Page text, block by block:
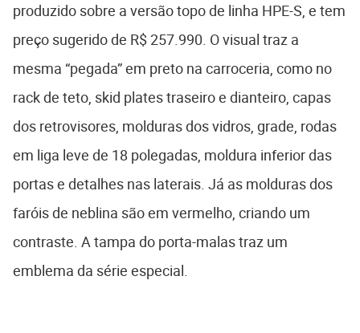
produzido sobre a versão topo de linha HPE-S, e tem
preço sugerido de R$ 257.990. O visual traz a
mesma “pegada” em preto na carroceria, como no
rack de teto, skid plates traseiro e dianteiro, capas
dos retrovisores, molduras dos vidros, grade, rodas
em liga leve de 18 polegadas, moldura inferior das
portas e detalhes nas laterais. Já as molduras dos
faróis de neblina são em vermelho, criando um
contraste. A tampa do porta-malas traz um
emblema da série especial.